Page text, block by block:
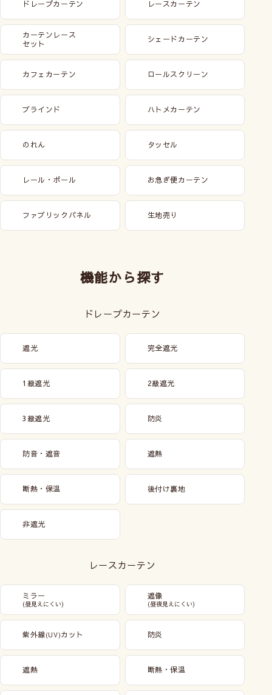
ドレープカーテン レースカーテン
カーテンレース
セット
シェードカーテン
カフェカーテン ロールスクリーン
ブラインド ハトメカーテン
のれん タッセル
レール・ポール お急ぎ便カーテン
ファブリックパネル 生地売り
機能から探す
ドレープカーテン
遮光 完全遮光
1級遮光 2級遮光
3級遮光 防炎
防音・遮音 遮熱
断熱・保温 後付け裏地
非遮光
レースカーテン
ミラー
(昼見えにくい)
遮像
(昼夜見えにくい)
紫外線(UV)カット 防炎
遮熱 断熱・保温